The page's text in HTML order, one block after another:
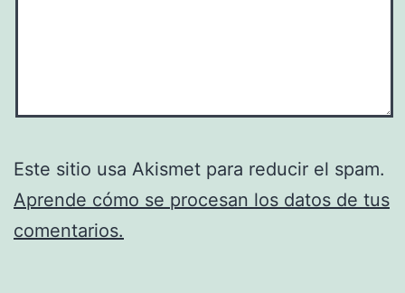
Este sitio usa Akismet para reducir el spam.
Aprende cómo se procesan los datos de tus
comentarios.